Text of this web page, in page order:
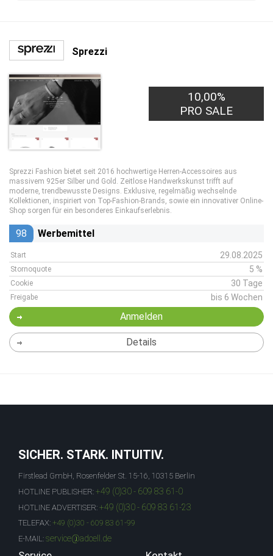
Sprezzi
10,00%
PRO SALE
Sprezzi Fashion bietet seit 2016 hochwertige Herren-Accessoires aus
massivem 925er Silber und Gold. Zeitlose Handwerkskunst trifft auf
moderne, trendbewusste Designs. Exklusive, regelmäßig wechselnde
Kollektionen, inspiriert von Top-Fashion-Brands, sowie ein innovativer Online-
Shop sorgen für ein besonderes Einkaufserlebnis.
98 Werbemittel
Start 29.08.2025
Stornoquote 5 %
Cookie 30 Tage
Freigabe bis 6 Wochen
Anmelden
Details
SICHER. STARK. INTUITIV.
Firstlead GmbH, Rosenfelder St. 15-16, 10315 Berlin
HOTLINE PUBLISHER: +49 (0)30 - 609 83 61-0
HOTLINE ADVERTISER: +49 (0)30 - 609 83 61-23
TELEFAX: +49 (0)30 - 609 83 61-99
E-MAIL: service@adcell.de